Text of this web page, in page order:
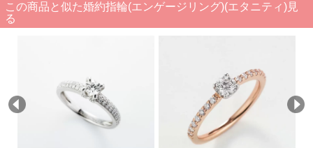
この商品と似た婚約指輪(エンゲージリング)(エタニティ)見
る